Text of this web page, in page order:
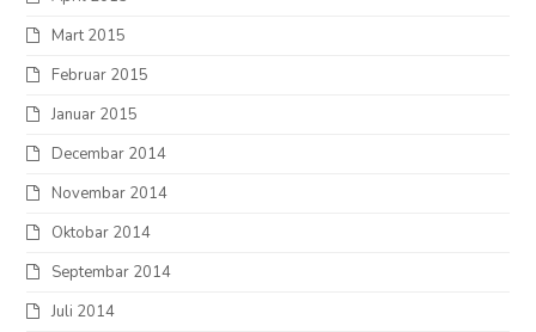
Mart 2015
Februar 2015
Januar 2015
Decembar 2014
Novembar 2014
Oktobar 2014
Septembar 2014
Juli 2014